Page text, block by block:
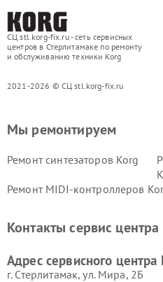
СЦ stl.korg-fix.ru - сеть сервисных
центров в Стерлитамаке по ремонту
и обслуживанию техники Korg
2021-2026 © СЦ stl.korg-fix.ru
Мы ремонтируем
Ремонт синтезаторов Korg
Ремонт MIDI-контроллеров
Контакты сервис центра
Адрес сервисного центра
г. Стерлитамак, ул. Мира, 2Б